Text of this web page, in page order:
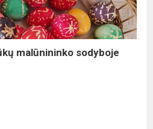
malūnininko sodyboje